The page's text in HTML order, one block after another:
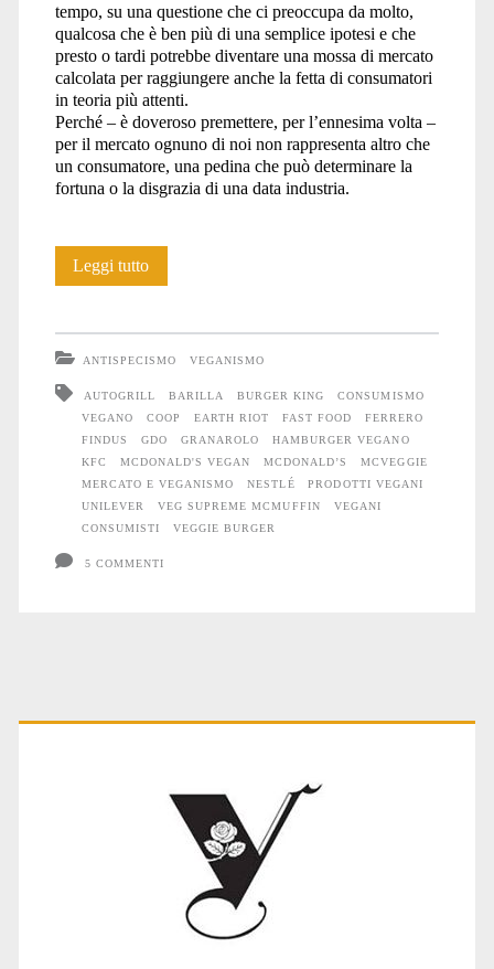
tempo, su una questione che ci preoccupa da molto,
qualcosa che è ben più di una semplice ipotesi e che
presto o tardi potrebbe diventare una mossa di mercato
calcolata per raggiungere anche la fetta di consumatori
in teoria più attenti.
Perché – è doveroso premettere, per l’ennesima volta –
per il mercato ognuno di noi non rappresenta altro che
un consumatore, una pedina che può determinare la
fortuna o la disgrazia di una data industria.
Leggi tuttoMcDonald’s:
vegano?
ANTISPECISMO VEGANISMO
AUTOGRILL BARILLA BURGER KING
CONSUMISMO
VEGANO
COOP EARTH RIOT FAST FOOD
FERRERO
FINDUS
GDO GRANAROLO
HAMBURGER VEGANO
KFC
MCDONALD'S VEGAN MCDONALD’S
MCVEGGIE
MERCATO E VEGANISMO
NESTLÉ
PRODOTTI VEGANI
UNILEVER
VEG SUPREME MCMUFFIN
VEGANI
CONSUMISTI
VEGGIE BURGER
5 COMMENTI
Primary